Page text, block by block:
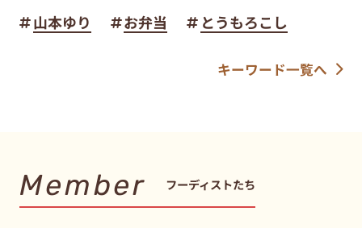
山本ゆり お弁当 とうもろこし
キーワード一覧へ
Member フーディストたち